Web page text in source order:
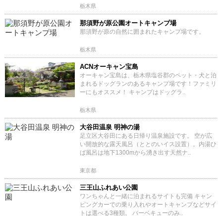
栃木県
那須野が原公園オートキャンプ場
那須野が原の自然に囲まれたキャンプ場です。
栃木県
ACNオーキャン宝島
オーキャン宝島は、栃木県塩谷郡のペット・犬と泊
まれるドッグランのあるキャンプ場です！ファミリ
ーにもオススメ！ キャンプはドッグラ..
栃木県
大谷田温泉 明神の湯
足立区大谷田にある日帰り温泉施設です。 空が広
い開放的な露天風呂（ととのいイス設置）。内湯ひ
ば風呂は地下1300mから湧き出す天然ナ..
東京都
三王山ふれあい公園
ワンちゃんと一緒に泊まれるサイトも完備 キャン
ピングカーでの乗り入れやオートキャンプなどサイ
トは選べる3種類。 バーベキューのみ..